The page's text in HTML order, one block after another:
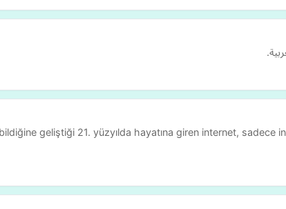
geliştiği 21. yüzyılda hayatına giren internet, sadece